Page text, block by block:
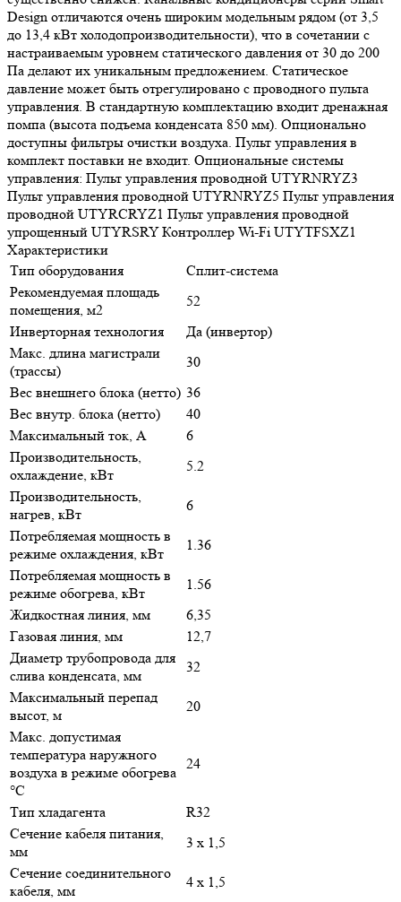
Design отличаются очень широким модельным рядом (от 3,5
до 13,4 кВт холодопроизводительности), что в сочетании с
настраиваемым уровнем статического давления от 30 до 200
Па делают их уникальным предложением. Статическое
давление может быть отрегулировано с проводного пульта
управления. В стандартную комплектацию входит дренажная
помпа (высота подъема конденсата 850 мм). Опционально
доступны фильтры очистки воздуха. Пульт управления в
комплект поставки не входит. Опциональные системы
управления: Пульт управления проводной UTYRNRYZ3
Пульт управления проводной UTYRNRYZ5 Пульт управления
проводной UTYRCRYZ1 Пульт управления проводной
упрощенный UTYRSRY Контроллер Wi-Fi UTYTFSXZ1
Характеристики
Тип оборудования
Сплит-система
Рекомендуемая площадь
помещения, м2
52
Инверторная технология
Да (инвертор)
Макс. длина магистрали
(трассы)
30
Вес внешнего блока (нетто) 36
Вес внутр. блока (нетто)
40
Максимальный ток, А
6
Производительность,
охлаждение, кВт
5.2
Производительность,
нагрев, кВт
6
Потребляемая мощность в
режиме охлаждения, кВт
1.36
Потребляемая мощность в
режиме обогрева, кВт
1.56
Жидкостная линия, мм
6,35
Газовая линия, мм
12,7
Диаметр трубопровода для
слива конденсата, мм
32
Максимальный перепад
высот, м
20
Макс. допустимая
температура наружного
воздуха в режиме обогрева
°С
24
Тип хладагента
R32
Сечение кабеля питания,
мм
3 х 1,5
Сечение соединительного
кабеля, мм
4 х 1,5